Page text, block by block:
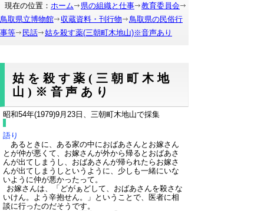
現在の位置： ホーム 県の組織と仕事
教育委員会
鳥取県立博物館
収蔵資料・刊行物
鳥取県の民俗行
事等
民話 姑を殺す薬(三朝町木地山)※音声あり
姑を殺す薬(三朝町木地
山)※音声あり
昭和54年(1979)9月23日、三朝町木地山で採集
語り
あるときに、ある家の中におばあさんとお嫁さん
とが仲が悪くて、お嫁さんが外から帰るとおばあさ
んが出てしまうし、おばあさんが帰られたらお嫁さ
んが出てしまうしというように、少しも一緒にいな
いように仲が悪かったって。
お嫁さんは、「どがぁどして、おばあさんを殺さな
いけん。よう辛抱せん。」ということで、医者に相
談に行ったのだそうです。